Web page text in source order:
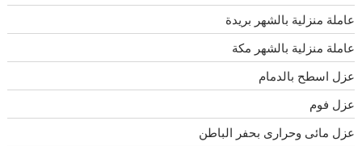
عاملة منزلية بالشهر بريدة
عاملة منزلية بالشهر مكة
عزل اسطح بالدمام
عزل فوم
عزل مائى وحرارى بحفر الباطن